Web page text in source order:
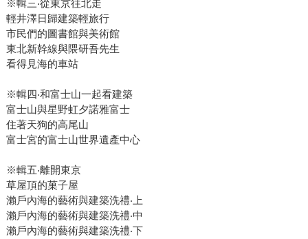
※輯三‧從東京往北走
輕井澤日歸建築輕旅行
市民們的圖書館與美術館
東北新幹線與隈研吾先生
看得見海的車站
※輯四‧和富士山一起看建築
富士山與星野虹夕諾雅富士
住著天狗的高尾山
富士宮的富士山世界遺產中心
※輯五‧離開東京
草屋頂的菓子屋
瀨戶內海的藝術與建築洗禮‧上
瀨戶內海的藝術與建築洗禮‧中
瀨戶內海的藝術與建築洗禮‧下